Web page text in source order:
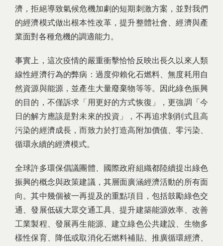
濟，拒絕導致氣候危機加劇的短期刺激方案，並對我們
的經濟模式做出根本性改革，提升整體社會、經濟與產
業面對各種危機的調適能力。
事實上，這次疫情的嚴重衝擊恰恰反映出長久以來人類
線性經濟行為的弊病：過度仰賴化石燃料、無度耗用自
然資源與能源，並產生大量廢棄物等等。因此綠色振興
的目的，不僅訴求「用更好的方式恢復」，更強調「今
日的解方應該是對未來的投資」，不再追求剝削式且高
污染的經濟成長，而致力於打造高附加價值、零污染、
循環永續的經濟模式。
全球許多環保倡議團體、國際政府組織都陸續提出綠色
振興的概念與政策建議，其層面廣涵經濟活動的所有面
向。其中幾個被一再提及的重點項目，包括鼓勵綠色交
通、發展低碳大眾交通工具、提升建築能源效率、改善
工業製程、發展再生能源、建立綠色公共建設、生物多
樣性保育、降低或取消化石燃料補貼、推廣循環經濟、